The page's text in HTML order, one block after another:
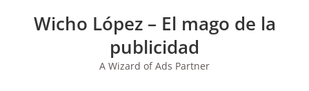
Wicho López – El mago de la
publicidad
A Wizard of Ads Partner